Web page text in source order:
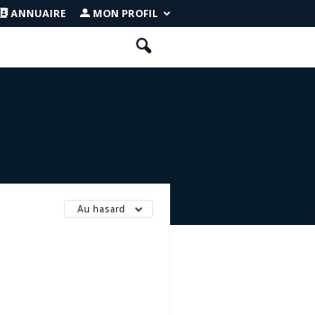
ANNUAIRE MON PROFIL
Au hasard